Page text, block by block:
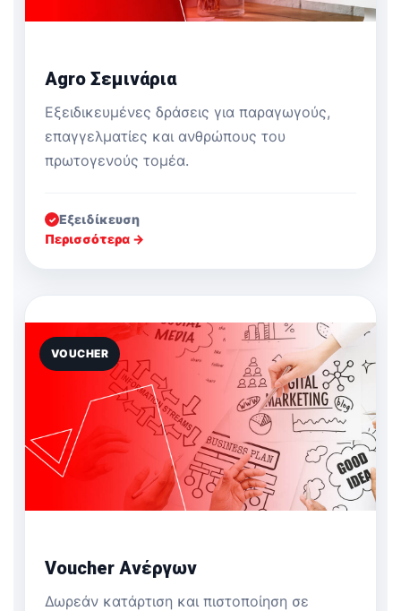
Agro Σεμινάρια
Εξειδικευμένες δράσεις για παραγωγούς,
επαγγελματίες και ανθρώπους του
πρωτογενούς τομέα.
✓ Εξειδίκευση
Περισσότερα →
VOUCHER
Voucher Ανέργων
Δωρεάν κατάρτιση και πιστοποίηση σε